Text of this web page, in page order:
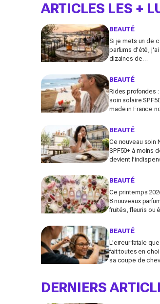
ARTICLES LES +
BEAUTÉ
Si je mets un de
parfums d'été, j'ai
dizaines de
journée
BEAUTÉ
Rides profondes
soin solaire
made in France
de freiner leur
BEAUTÉ
Ce nouveau soin
SPF50+ à moins
devient
pour éviter les
BEAUTÉ
Ce printemps
8 nouveaux
fruités, fleuris ou
Guerlain vont
BEAUTÉ
L'erreur fatale
fait toutes en
sa coupe de
DERNIERS